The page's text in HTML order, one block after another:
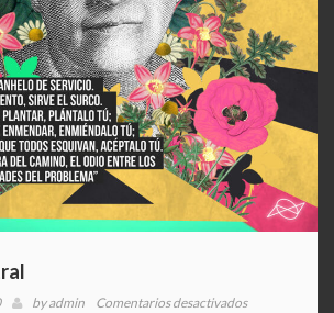
byadmin Comentarios desactivadosen